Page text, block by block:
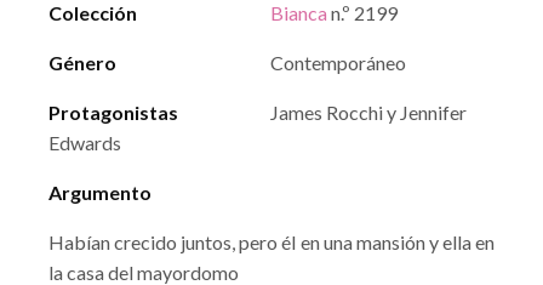
Colección Bianca n.º 2199
Género Contemporáneo
Protagonistas
James Rocchi y Jennifer
Edwards
Argumento
Habían crecido juntos, pero él en una mansión y ella en
la casa del mayordomo